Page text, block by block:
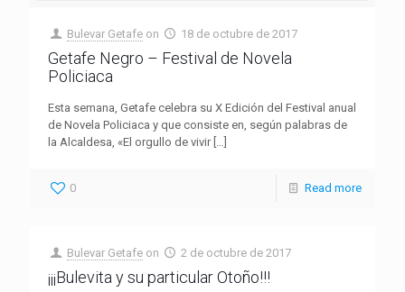
Bulevar Getafe on 18 de octubre de 2017
Getafe Negro – Festival de Novela
Policiaca
Esta semana, Getafe celebra su X Edición del Festival anual
de Novela Policiaca y que consiste en, según palabras de
la Alcaldesa, «El orgullo de vivir[…]
0 Read more
Bulevar Getafe on 2 de octubre de 2017
¡¡¡Bulevita y su particular Otoño!!!